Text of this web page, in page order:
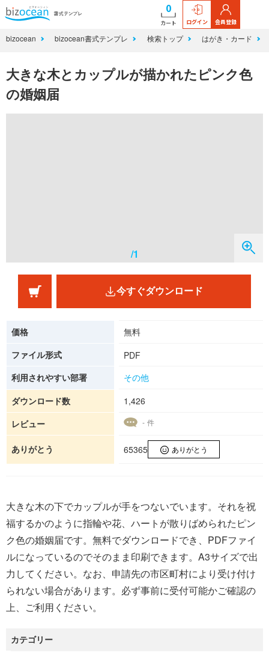
0
カート ログイン 会員登録
bizocean bizocean書式テンプレ 検索トップ はがき・カード
大きな木とカップルが描かれたピンク色
の婚姻届
/1
今すぐダウンロード
価格
無料
ファイル形式
PDF
利用されやすい部署
その他
ダウンロード数
1,426
レビュー
- 件
ありがとう 65365 ありがとう
大きな木の下でカップルが手をつないでいます。それを祝
福するかのように指輪や花、ハートが散りばめられたピン
ク色の婚姻届です。無料でダウンロードでき、PDFファイ
ルになっているのでそのまま印刷できます。A3サイズで出
力してください。なお、申請先の市区町村により受け付け
られない場合があります。必ず事前に受付可能かご確認の
上、ご利用ください。
カテゴリー